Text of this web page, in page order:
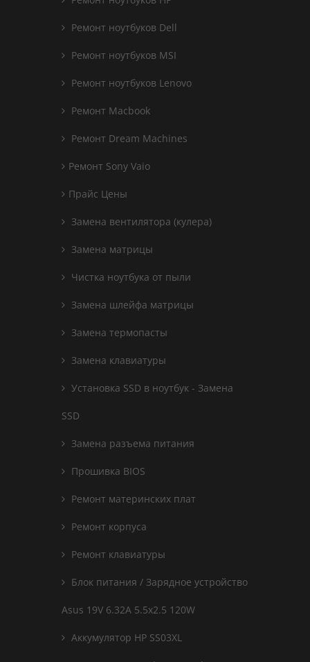
Ремонт ноутбуков Dell
Ремонт ноутбуков MSI
Ремонт ноутбуков Lenovo
Ремонт Macbook
Ремонт Dream Machines
Ремонт Sony Vaio
Прайс Цены
Замена вентилятора (кулера)
Замена матрицы
Чистка ноутбука от пыли
Замена шлейфа матрицы
Замена термопасты
Замена клавиатуры
Установка SSD в ноутбук - Замена
SSD
Замена разъема питания
Прошивка BIOS
Ремонт материнских плат
Ремонт корпуса
Ремонт клавиатуры
Блок питания / Зарядное устройство
Asus 19V 6.32A 5.5x2.5 120W
Аккумулятор HP SS03XL